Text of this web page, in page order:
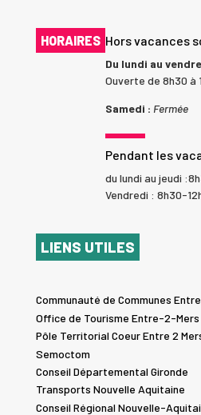
HORAIRES Hors vacances
Du lundi au
Ouverte de 8h30 à
Samedi : Fermée
Pendant les
du lundi au jeudi
Vendredi : 8h30-
LIENS UTILES
Communauté de Communes
Office de Tourisme Entre-2-Mers
Pôle Territorial Coeur Entre 2
Semoctom
Conseil Départemental Gironde
Transports Nouvelle Aquitaine
Conseil Régional Nouvelle-